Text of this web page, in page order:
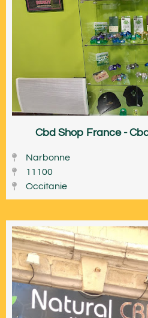
Cbd Shop France -
Narbonne
11100
Occitanie